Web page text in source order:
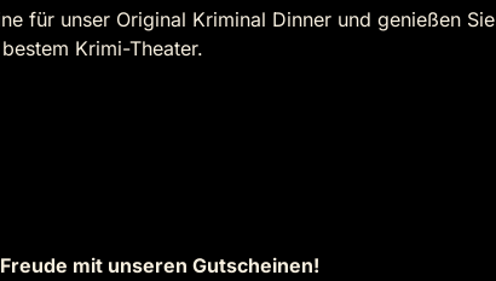
für unser Original Kriminal Dinner und genießen Sie
Krimi-Theater.
mit unseren Gutscheinen!